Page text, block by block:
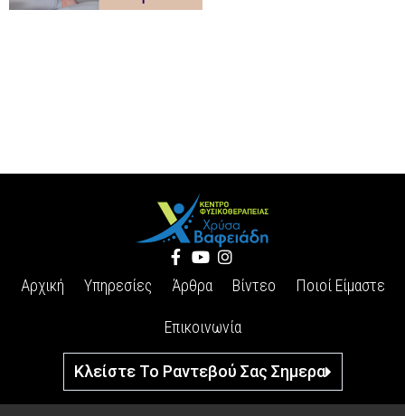
Αρχική Υπηρεσίες Άρθρα Βίντεο Ποιοί Είμαστε
Επικοινωνία
Κλείστε Το Ραντεβού Σας Σημερα